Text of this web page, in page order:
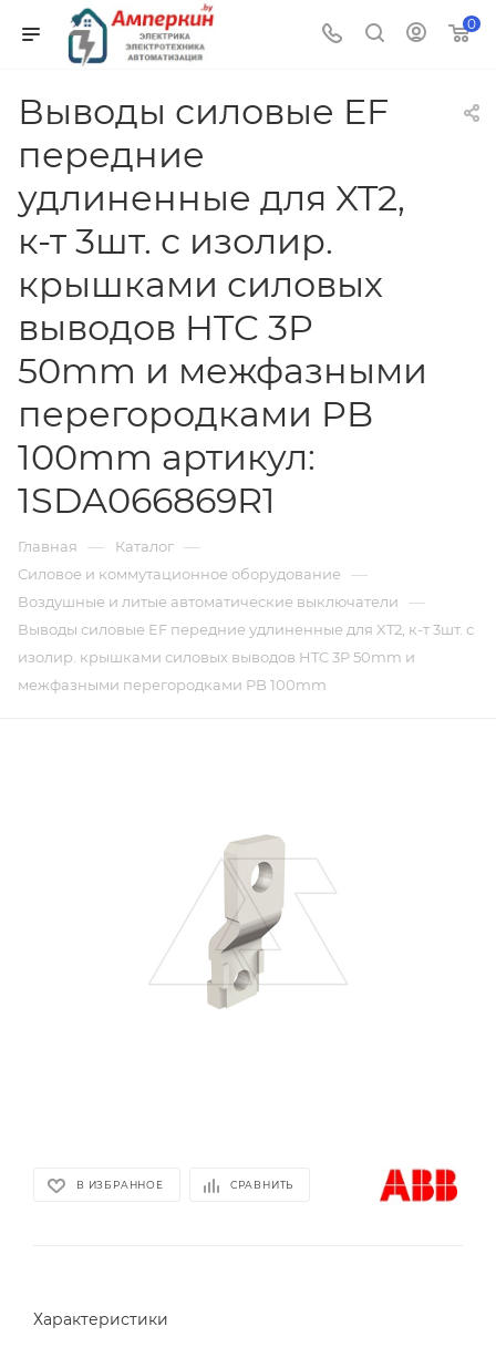
0
Выводы силовые EF
передние
удлиненные для XT2,
к-т 3шт. с изолир.
крышками силовых
выводов HTC 3P
50mm и межфазными
перегородками PB
100mm артикул:
1SDA066869R1
Главная — Каталог —
Силовое и коммутационное оборудование —
Воздушные и литые автоматические выключатели —
Выводы силовые EF передние удлиненные для XT2, к-т 3шт. с
изолир. крышками силовых выводов HTC 3P 50mm и
межфазными перегородками PB 100mm
В ИЗБРАННОЕ СРАВНИТЬ
Характеристики